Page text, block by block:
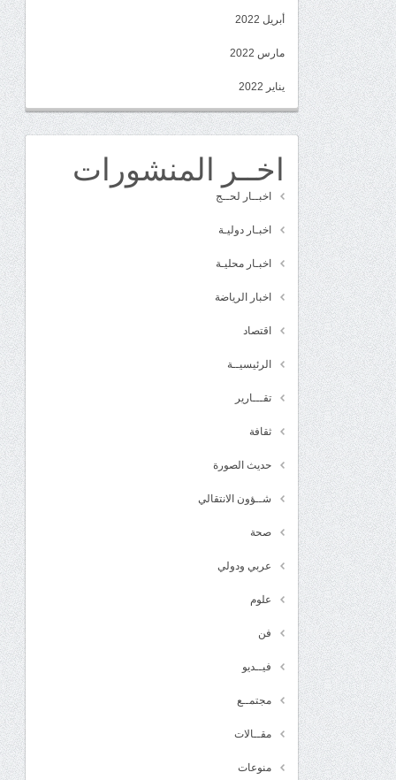
أبريل 2022
مارس 2022
يناير 2022
اخــر المنشورات
اخبــار لحــج
اخبـار دوليـة
اخبـار محليـة
اخبار الرياضة
اقتصاد
الرئيسيــة
تقـــارير
ثقافة
حديث الصورة
شــؤون الانتقالي
صحة
عربي ودولي
علوم
فن
فيــديو
مجتمــع
مقــالات
منوعات